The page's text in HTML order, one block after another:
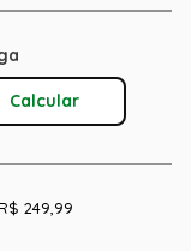
249,99